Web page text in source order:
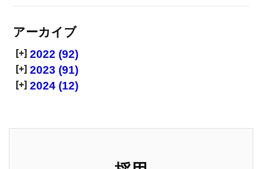
アーカイブ
[+] 2022 (92)
[+] 2023 (91)
[+] 2024 (12)